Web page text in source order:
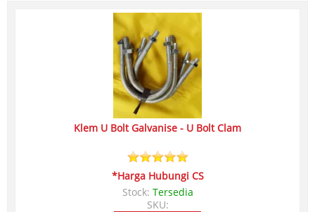
Klem U Bolt Galvanise - U Bolt Clam
*Harga Hubungi CS
Stock: Tersedia
SKU: